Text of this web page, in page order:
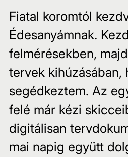
Fiatal koromtól
Édesanyámnak.
felmérésekben,
tervek kihúzásában,
segédkeztem. Az
felé már kézi
digitálisan
mai napig együtt